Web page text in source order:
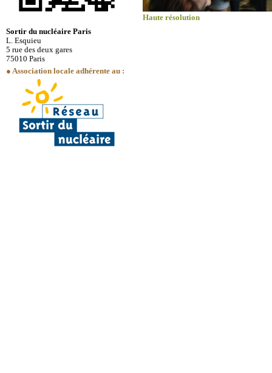
Sortir du nucléaire Paris
L. Esquieu
5 rue des deux gares
75010 Paris
● Association locale adhérente au :
Haute résolution